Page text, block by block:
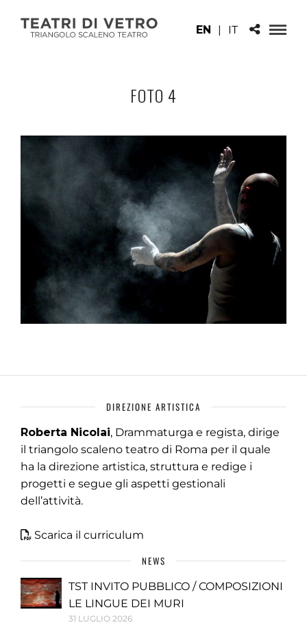
EN | IT
FOTO 4
DIREZIONE ARTISTICA
Roberta Nicolai, Drammaturga e regista, dirige
il triangolo scaleno teatro di Roma per il quale
ha la direzione artistica, struttura e redige i
progetti e segue gli aspetti gestionali
dell’attività.
Scarica il curriculum
NEWS
TST INVITO PUBBLICO / COMPOSIZIONI
LE LINGUE DEI MURI
31 LUGLIO 2026